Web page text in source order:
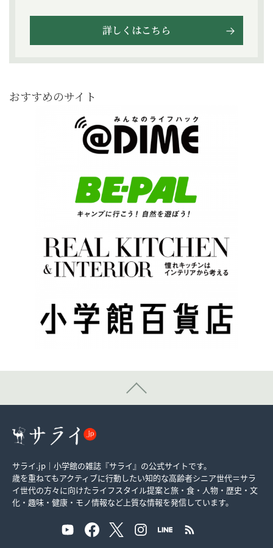
詳しくはこちら
おすすめのサイト
サライ.jp｜小学館の雑誌『サライ』の公式サイトです。
歳を重ねてもアクティブに行動したい知的な高齢者シニア世代＝サラ
イ世代の方々に向けたライフスタイル提案と旅・食・人物・歴史・文
化・趣味・健康・モノ情報など上質な情報を発信しています。